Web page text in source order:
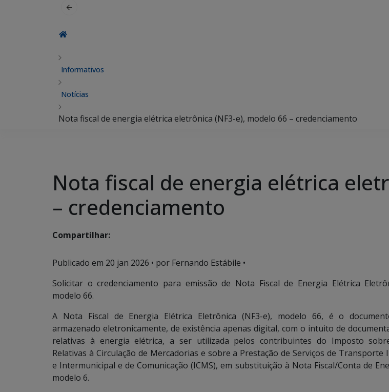
Informativos
Notícias
Nota fiscal de energia elétrica eletrônica (NF3-e), modelo 66 – credenciamento
Nota fiscal de energia elétrica
– credenciamento
Compartilhar:
Publicado em 20 jan 2026 • por Fernando Estábile •
Solicitar o credenciamento para emissão de Nota Fiscal de Energia Elétrica
modelo 66.
A Nota Fiscal de Energia Elétrica Eletrônica (NF3-e), modelo 66, é o
armazenado eletronicamente, de existência apenas digital, com o intuito de
relativas à energia elétrica, a ser utilizada pelos contribuintes do Imposto
Relativas à Circulação de Mercadorias e sobre a Prestação de Serviços de Transporte
e Intermunicipal e de Comunicação (ICMS), em substituição à Nota Fiscal/Conta de
modelo 6.